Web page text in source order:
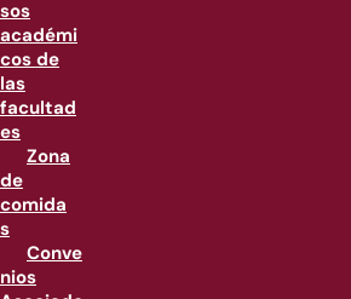
sos
académi
cos de
las
facultad
es
Zona
de
comida
s
Conve
nios